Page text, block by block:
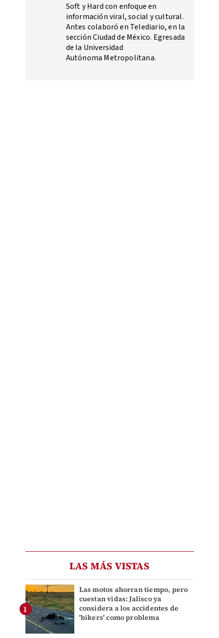
Soft y Hard con enfoque en
información viral, social y cultural.
Antes colaboró en Telediario, en la
sección Ciudad de México. Egresada
de la Universidad
Autónoma Metropolitana.
LAS MÁS VISTAS
Las motos ahorran tiempo, pero
cuestan vidas: Jalisco ya
considera a los accidentes de
'bikers' como problema